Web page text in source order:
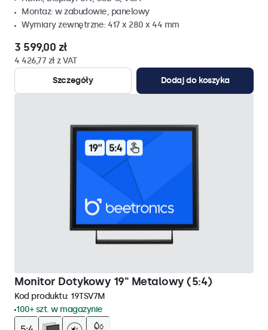
Montaz: w zabudowie, panelowy
Wymiary zewnętrzne: 417 x 280 x 44 mm
3 599,00 zł
4 426,77 zł z VAT
Szczegóły
Dodaj do koszyka
Monitor Dotykowy 19" Metalowy (5:4)
Kod produktu: 19TSV7M
100+ szt. w magazynie